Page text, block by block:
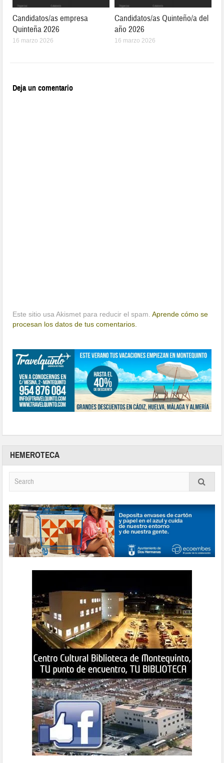
Candidatos/as empresa
Quinteña 2026
16 marzo 2026
Candidatos/as Quinteño/a del
año 2026
16 marzo 2026
Deja un comentario
Este sitio usa Akismet para reducir el spam.Aprende cómo se
procesan los datos de tus comentarios.
HEMEROTECA